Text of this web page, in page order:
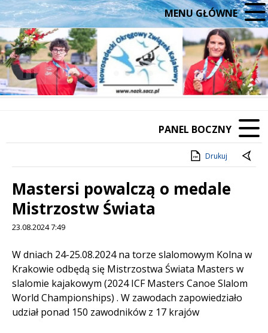
MENU GŁÓWNE
Poprzedni Element
Następny Element
❚❚
PANEL BOCZNY
Drukuj
Mastersi powalczą o medale
Mistrzostw Świata
23.08.2024 7:49
Treść
W dniach 24-25.08.2024 na torze slalomowym Kolna w
Krakowie odbędą się Mistrzostwa Świata Masters w
slalomie kajakowym (2024 ICF Masters Canoe Slalom
World Championships) . W zawodach zapowiedziało
udział ponad 150 zawodników z 17 krajów